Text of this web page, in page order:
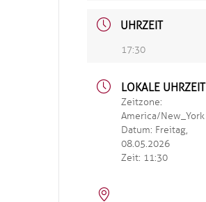
UHRZEIT
17:30
LOKALE UHRZEIT
Zeitzone:
America/New_York
Datum: Freitag,
08.05.2026
Zeit: 11:30